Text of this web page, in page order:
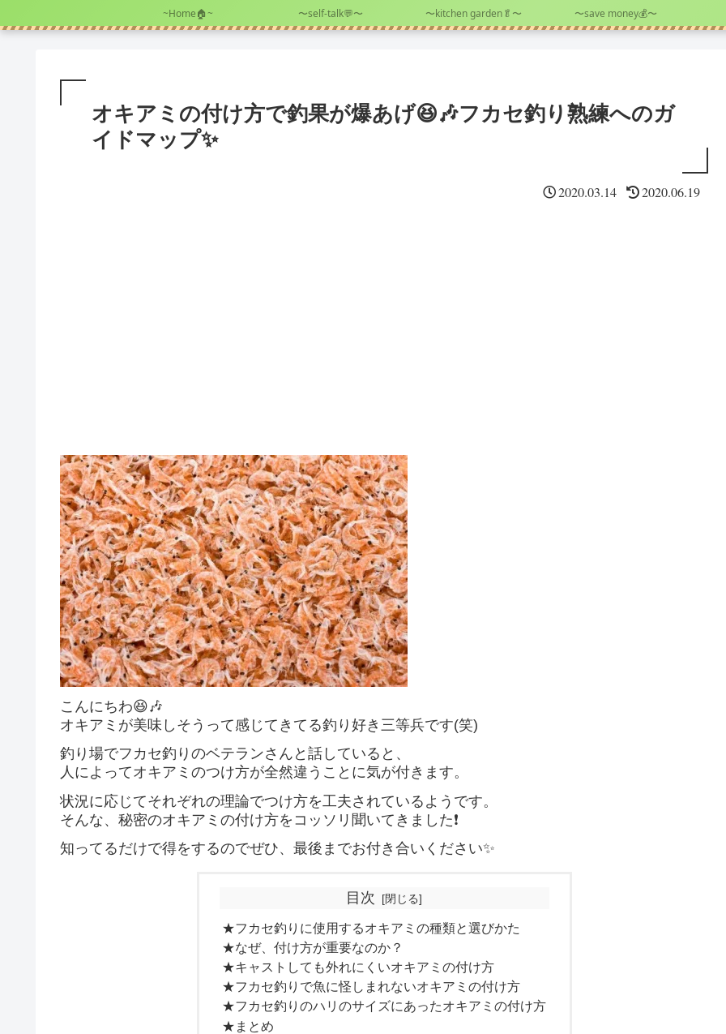
~Home🏠~ 〜self-talk💬〜 〜kitchen garden🥬〜 〜save money💰〜
オキアミの付け方で釣果が爆あげ😆🎶フカセ釣り熟練へのガ
イドマップ✨
2020.03.14 2020.06.19
こんにちわ😆🎶
オキアミが美味しそうって感じてきてる釣り好き三等兵です(笑)
釣り場でフカセ釣りのベテランさんと話していると、
人によってオキアミのつけ方が全然違うことに気が付きます。
状況に応じてそれぞれの理論でつけ方を工夫されているようです。
そんな、秘密のオキアミの付け方をコッソリ聞いてきました❗️
知ってるだけで得をするのでぜひ、最後までお付き合いください✨
目次
★フカセ釣りに使用するオキアミの種類と選びかた
★なぜ、付け方が重要なのか？
★キャストしても外れにくいオキアミの付け方
★フカセ釣りで魚に怪しまれないオキアミの付け方
★フカセ釣りのハリのサイズにあったオキアミの付け方
★まとめ